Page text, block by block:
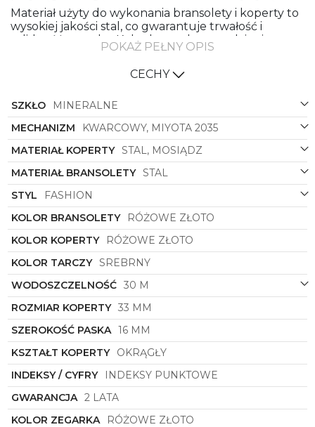
Materiał użyty do wykonania bransolety i koperty to
wysokiej jakości stal, co gwarantuje trwałość i
solidność zegarka. Kolor bransolety w odcieniu
różowego złota nadaje mu niezwykłego uroku i
sprawia, że z łatwością dopasuje się do wielu
stylizacji. Również kolor koperty, utrzymany w tej
tworząc spójną całość.
Tarcza zegarka w kolorze srebrnym dodaje mu
subtelnego blasku i sprawia, że jest on elegancki,
lecz zarazem uniwersalny. Kształt koperty, który jest
okrągły, jest ponadczasowy i pasuje do każdej
nadgarstka.
Lee Cooper LC07818.430
również stylowy dodatek, który podkreśli
indywidualność każdej kobiety. Niech towarzyszy Ci
w każdej chwili, dodając nutkę luksusu i szyku do
Twojej codzienności. Zegarek ten to połączenie
wyjątkowego designu, wysokiej jakości materiałów
oraz nowoczesności, które sprawią, że poczujesz się
wyjątkowo za każdym razem, gdy spojrzysz na swój
nadgarstek.
POKAŻ PEŁNY OPIS
CECHY
SZKŁO
MINERALNE
MECHANIZM
KWARCOWY, MIYOTA 2035
MATERIAŁ KOPERTY STAL, MOSIĄDZ
MATERIAŁ BRANSOLETY STAL
STYL
FASHION
KOLOR BRANSOLETY
RÓŻOWE ZŁOTO
KOLOR KOPERTY
RÓŻOWE ZŁOTO
KOLOR TARCZY SREBRNY
WODOSZCZELNOŚĆ 30 M
ROZMIAR KOPERTY 33 MM
SZEROKOŚĆ PASKA 16 MM
KSZTAŁT KOPERTY OKRĄGŁY
INDEKSY / CYFRY
INDEKSY PUNKTOWE
GWARANCJA 2 LATA
KOLOR ZEGARKA
RÓŻOWE ZŁOTO